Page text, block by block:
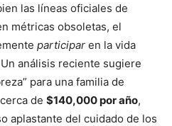
las líneas oficiales de
métricas obsoletas, el
participar en la vida
análisis reciente sugiere
para una familia de
de $140,000 por año,
aplastante del cuidado de los